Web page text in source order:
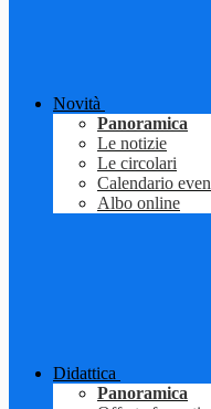
Novità
Panoramica
Le notizie
Le circolari
Calendario
Albo online
Didattica
Panoramica